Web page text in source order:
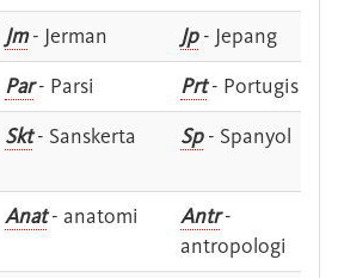
Jm- Jerman Jp- Jepang
Par- Parsi Prt- Portugis
Skt- Sanskerta Sp- Spanyol
Anat- anatomi Antr-
antropologi